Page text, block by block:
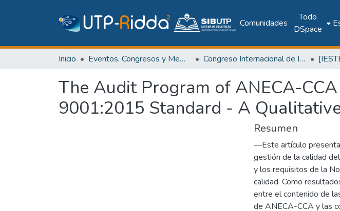
Comunidades
Todo
DSpace
Inicio Eventos, Congresos y Memorias Académicas Congreso Internacional de Ingeniería, Ciencias y Tecnología
The Audit Program of ANECA-
9001:2015 Standard - A
Resumen
—Este artículo
gestión de la calidad
y los requisitos de la
calidad. Como
entre el contenido de
de ANECA-CCA y las